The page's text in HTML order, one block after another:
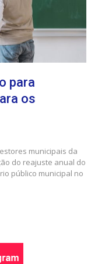
para
os
municipais da
do reajuste anual do
público municipal no